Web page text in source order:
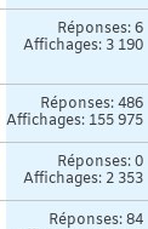
Réponses:6
Affichages: 3 190
Réponses:486
Affichages: 155 975
Réponses:0
Affichages: 2 353
Réponses:84